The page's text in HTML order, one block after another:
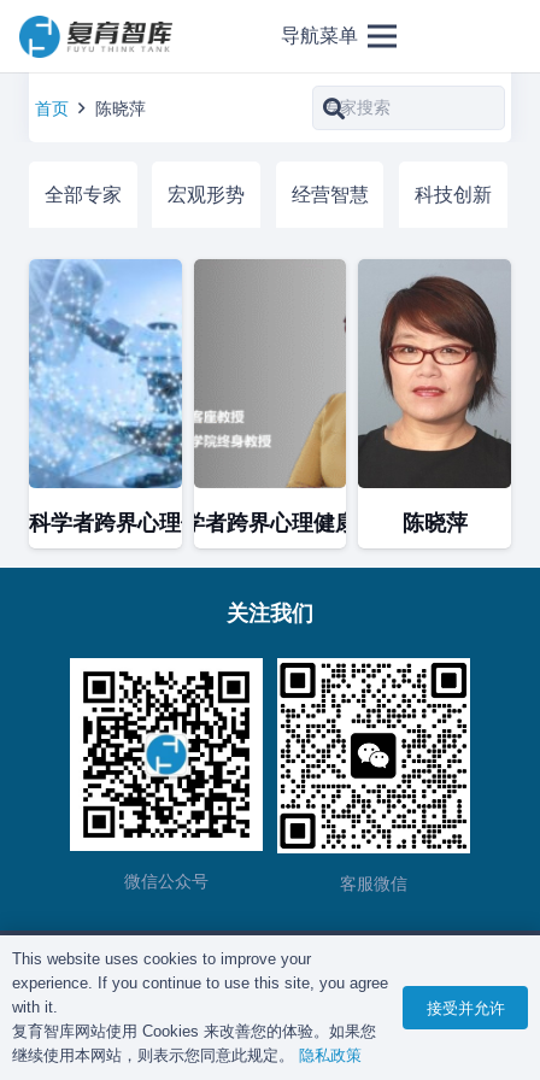
导航菜单
首页 陈晓萍
全部专家 宏观形势 经营智慧 科技创新
科学者跨界心理健康领域的启示录
陈晓萍：商科学者跨界心理健康领域的启示录
陈晓萍
关注我们
微信公众号 客服微信
版权所有©复育智库2012 – 2025年 |
This website uses cookies to improve your
experience. If you continue to use this site, you agree
with it.
复育智库网站使用 Cookies 来改善您的体验。如果您
继续使用本网站，则表示您同意此规定。 隐私政策
接受并允许